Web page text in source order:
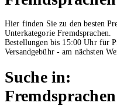
Hier finden Sie zu den besten
Unterkategorie Fremdsprachen.
Bestellungen bis 15:00 Uhr für
Versandgebühr - am nächsten
Suche in:
Fremdsprachen